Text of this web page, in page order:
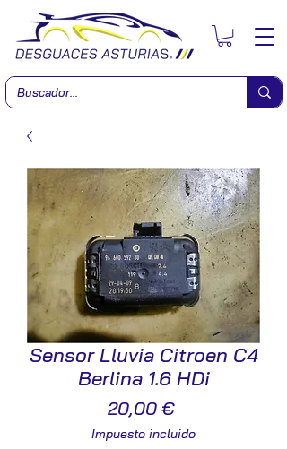
Sensor Lluvia Citroen C4
Berlina 1.6 HDi
20,00 €Precio
Impuesto incluido